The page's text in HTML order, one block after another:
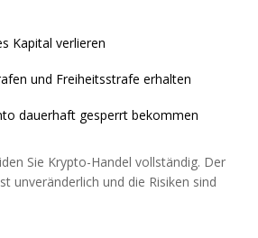
Kapital verlieren
und Freiheitsstrafe erhalten
dauerhaft gesperrt bekommen
Sie Krypto-Handel vollständig. Der
unveränderlich und die Risiken sind